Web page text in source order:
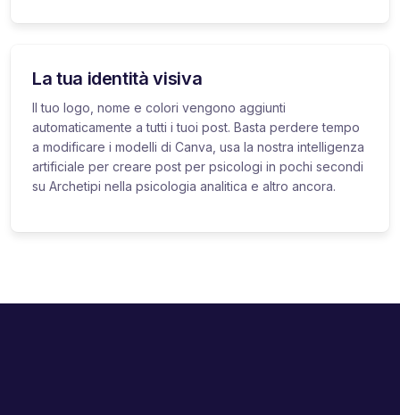
La tua identità visiva
Il tuo logo, nome e colori vengono aggiunti
automaticamente a tutti i tuoi post. Basta perdere tempo
a modificare i modelli di Canva, usa la nostra intelligenza
artificiale per creare post per psicologi in pochi secondi
su Archetipi nella psicologia analitica e altro ancora.